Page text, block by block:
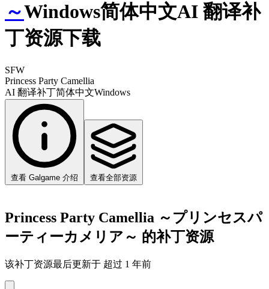
～Windows简体中文AI 翻译补
丁资源下载
SFW
Princess Party Camellia
AI 翻译补丁简体中文Windows
查看 Galgame 介绍 查看全部资源
Princess Party Camellia ～プリンセスパ
ーティーカメリア～ 的补丁资源
该补丁资源最后更新于 超过 1 年前